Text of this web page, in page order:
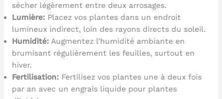
sécher légèrement entre deux arrosages.
Lumière: Placez vos plantes dans un endroit
lumineux indirect, loin des rayons directs du soleil.
Humidité: Augmentez l’humidité ambiante en
brumisant régulièrement les feuilles, surtout en
hiver.
Fertilisation: Fertilisez vos plantes une à deux fois
par an avec un engrais liquide pour plantes